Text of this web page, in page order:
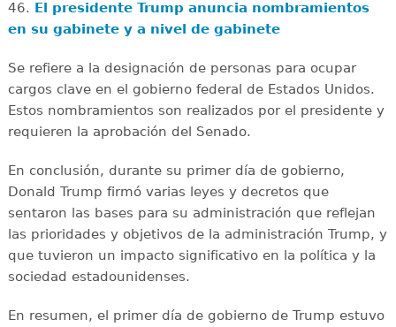
46. El presidente Trump anuncia nombramientos
en su gabinete y a nivel de gabinete
Se refiere a la designación de personas para ocupar
cargos clave en el gobierno federal de Estados Unidos.
Estos nombramientos son realizados por el presidente y
requieren la aprobación del Senado.
En conclusión, durante su primer día de gobierno,
Donald Trump firmó varias leyes y decretos que
sentaron las bases para su administración que reflejan
las prioridades y objetivos de la administración Trump, y
que tuvieron un impacto significativo en la política y la
sociedad estadounidenses.
En resumen, el primer día de gobierno de Trump estuvo